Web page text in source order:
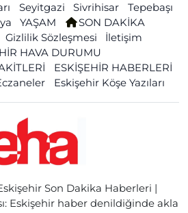
Seyitgazi Sivrihisar
Tepebaşı
YAŞAM
SON DAKİKA
Gizlilik Sözleşmesi
İletişim
HAVA DURUMU
ESKİŞEHİR HABERLERİ
Eskişehir Köşe Yazıları
Son Dakika Haberleri |
Eskişehir haber denildiğinde akla